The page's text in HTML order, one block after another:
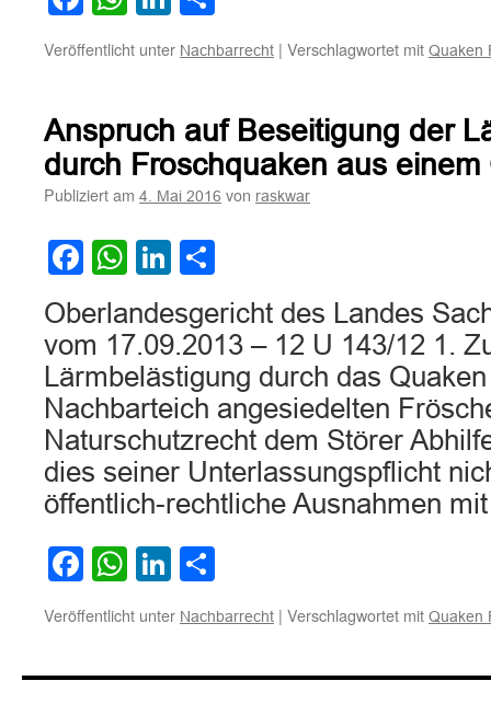
Veröffentlicht unter Nachbarrecht | Verschlagwortet mit Quaken
Anspruch auf Beseitigung der
durch Froschquaken aus einem
Publiziert am 4. Mai 2016 von raskwar
Facebook
WhatsApp
LinkedIn
Oberlandesgericht des Landes
vom 17.09.2013 – 12 U 143/12 1.
Lärmbelästigung durch das
Nachbarteich angesiedelten
Naturschutzrecht dem Störer
dies seiner Unterlassungspflicht
öffentlich-rechtliche Ausnahmen
Facebook
WhatsApp
LinkedIn
Veröffentlicht unter Nachbarrecht | Verschlagwortet mit Quaken